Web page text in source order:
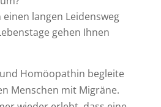
einen langen Leidensweg
gehen Ihnen
Homöopathin begleite
Menschen mit Migräne.